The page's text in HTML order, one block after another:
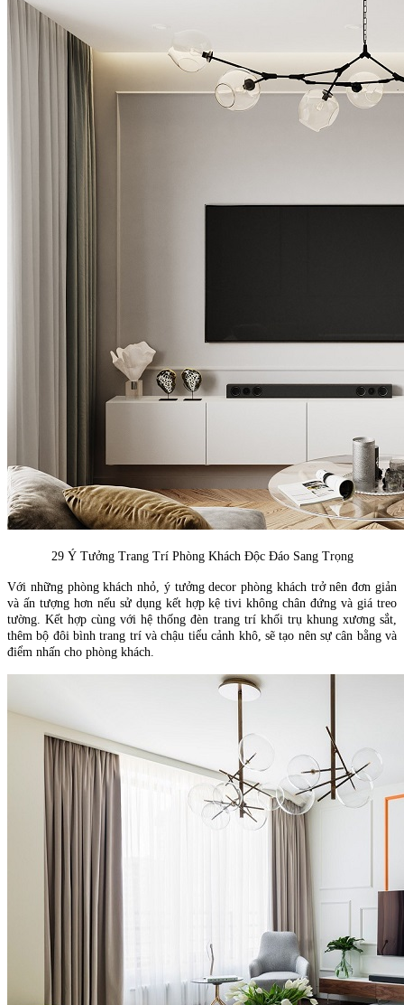
29 Ý Tưởng Trang Trí Phòng Khách Độc Đáo Sang Trọng
Với những phòng khách nhỏ, ý tưởng decor phòng khách trở nên đơn giản
và ấn tượng hơn nếu sử dụng kết hợp kệ tivi không chân đứng và giá treo
tường. Kết hợp cùng với hệ thống đèn trang trí khối trụ khung xương sắt,
thêm bộ đôi bình trang trí và chậu tiểu cảnh khô, sẽ tạo nên sự cân bằng và
điểm nhấn cho phòng khách.